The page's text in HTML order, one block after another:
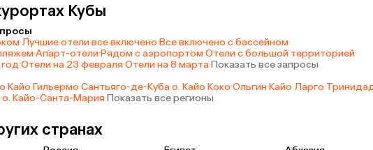
Кубы
·Лучшие отели все включено·Все включено с бассейном·
·Апарт-отели·Рядом с аэропортом·Отели с большой территорией·
·Отели на 23 февраля·Отели на 8 марта·Показать все запросы
·Кайо Гильермо·Сантьяго-де-Куба·о. Кайо Коко·Ольгин·Кайо Ларго·
·о. Кайо-Санта-Мария·Показать все регионы
странах